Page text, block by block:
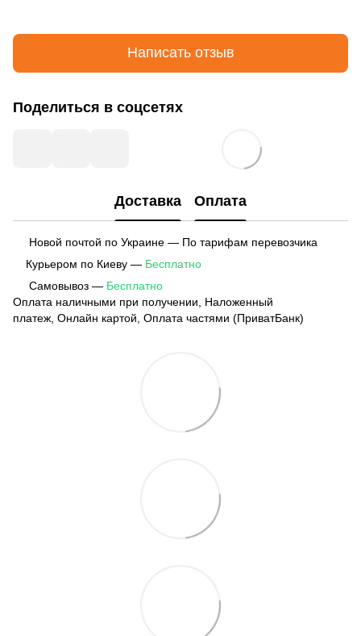
Написать отзыв
Поделиться в соцсетях
Доставка Оплата
Новой почтой по Украине — По тарифам перевозчика
Курьером по Киеву — Бесплатно
Самовывоз — Бесплатно
Оплата наличными при получении, Наложенный
платеж, Онлайн картой, Оплата частями (ПриватБанк)